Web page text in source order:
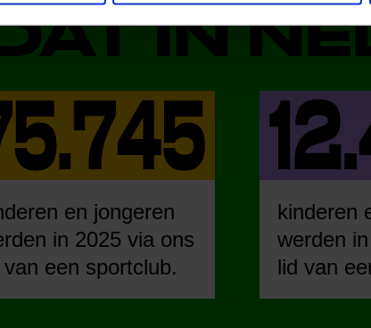
IN
en jongeren
in 2025 via ons
van een sportclub.
kinderen
werden
lid van